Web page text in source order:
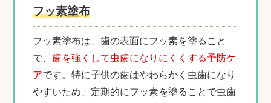
フッ素塗布
フッ素塗布は、歯の表面にフッ素を塗ること
で、歯を強くして虫歯になりにくくする予防ケ
アです。特に子供の歯はやわらかく虫歯になり
やすいため、定期的にフッ素を塗ることで虫歯